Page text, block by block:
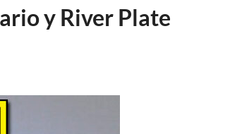
y River Plate